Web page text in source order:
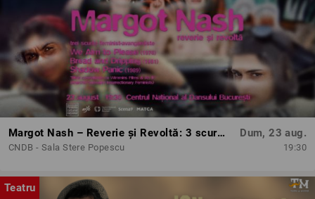
Margot Nash – Reverie și Revoltă: 3 scurtmetraje feminist-avangardiste
CNDB - Sala Stere Popescu
Dum, 23 aug.
19:30
Teatru